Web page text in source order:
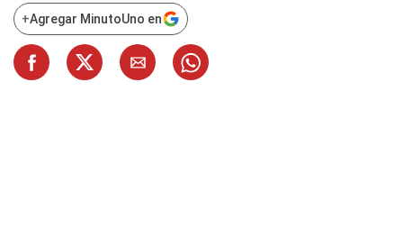
+Agregar MinutoUno en